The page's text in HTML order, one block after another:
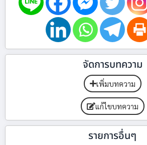
จัดการบทความ
เพิ่มบทความ
แก้ไขบทความ
รายการอื่นๆ